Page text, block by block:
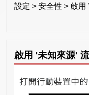
設定 > 安全性 > 啟
啟用 '未知來源'